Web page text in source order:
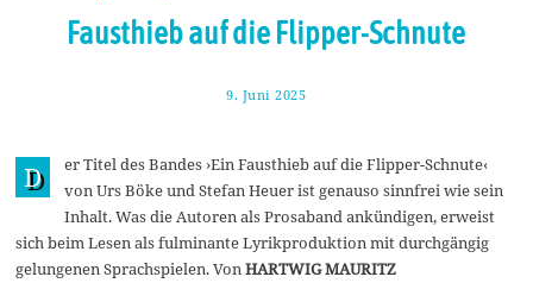
Fausthieb auf die Flipper-Schnute
9. Juni 2025
u
n
i
2
0
2
5
D
er Titel des Bandes ›Ein Fausthieb auf die Flipper-Schnute‹
von Urs Böke und Stefan Heuer ist genauso sinnfrei wie sein
Inhalt. Was die Autoren als Prosaband ankündigen, erweist
sich beim Lesen als fulminante Lyrikproduktion mit durchgängig
gelungenen Sprachspielen. VonHARTWIG MAURITZ